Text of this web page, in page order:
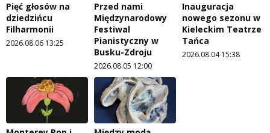
Pięć głosów na
dziedzińcu
Filharmonii
2026.08.06 13:25
Przed nami
Międzynarodowy
Festiwal
Pianistyczny w
Busku-Zdroju
2026.08.05 12:00
Inauguracja
nowego sezonu w
Kieleckim Teatrze
Tańca
2026.08.04 15:38